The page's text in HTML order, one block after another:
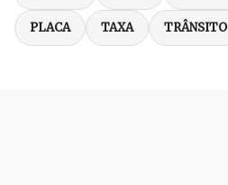
PLACA TAXA TRÂNSITO